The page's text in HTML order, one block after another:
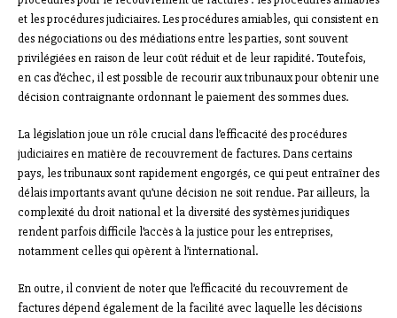
et les procédures judiciaires. Les procédures amiables, qui consistent en
des négociations ou des médiations entre les parties, sont souvent
privilégiées en raison de leur coût réduit et de leur rapidité. Toutefois,
en cas d’échec, il est possible de recourir aux tribunaux pour obtenir une
décision contraignante ordonnant le paiement des sommes dues.
La législation joue un rôle crucial dans l’efficacité des procédures
judiciaires en matière de recouvrement de factures. Dans certains
pays, les tribunaux sont rapidement engorgés, ce qui peut entraîner des
délais importants avant qu’une décision ne soit rendue. Par ailleurs, la
complexité du droit national et la diversité des systèmes juridiques
rendent parfois difficile l’accès à la justice pour les entreprises,
notamment celles qui opèrent à l’international.
En outre, il convient de noter que l’efficacité du recouvrement de
factures dépend également de la facilité avec laquelle les décisions